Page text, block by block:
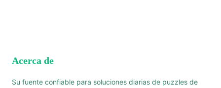
Acerca de
Su fuente confiable para soluciones diarias de puzzles de